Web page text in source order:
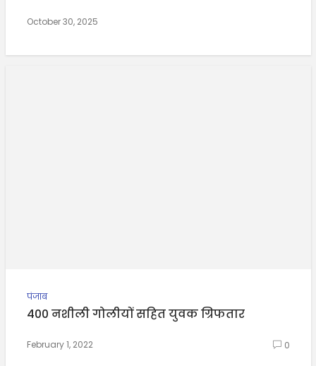
October 30, 2025
पंजाब
400 नशीली गोलीयों सहित युवक ग्रिफतार
February 1, 2022 0